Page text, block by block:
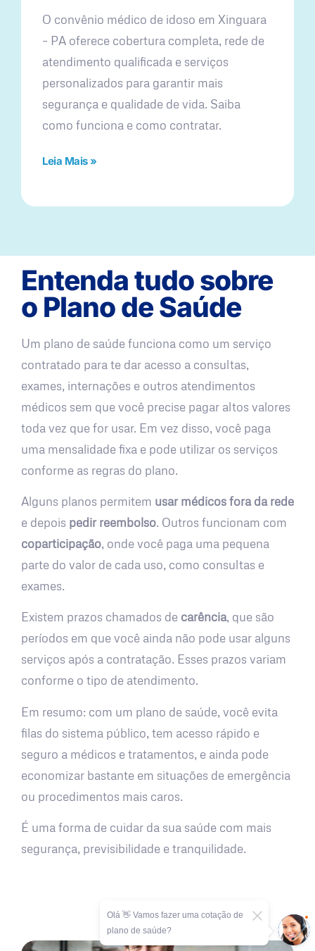
O convênio médico de idoso em Xinguara
– PA oferece cobertura completa, rede de
atendimento qualificada e serviços
personalizados para garantir mais
segurança e qualidade de vida. Saiba
como funciona e como contratar.
Leia Mais »
Entenda tudo sobre
o Plano de Saúde
Um plano de saúde funciona como um serviço
contratado para te dar acesso a consultas,
exames, internações e outros atendimentos
médicos sem que você precise pagar altos valores
toda vez que for usar. Em vez disso, você paga
uma mensalidade fixa e pode utilizar os serviços
conforme as regras do plano.
Alguns planos permitem usar médicos fora da rede
e depois pedir reembolso. Outros funcionam com
coparticipação, onde você paga uma pequena
parte do valor de cada uso, como consultas e
exames.
Existem prazos chamados de carência, que são
períodos em que você ainda não pode usar alguns
serviços após a contratação. Esses prazos variam
conforme o tipo de atendimento.
Em resumo: com um plano de saúde, você evita
filas do sistema público, tem acesso rápido e
seguro a médicos e tratamentos, e ainda pode
economizar bastante em situações de emergência
ou procedimentos mais caros.
É uma forma de cuidar da sua saúde com mais
segurança, previsibilidade e tranquilidade.
Olá 👋 Vamos fazer uma cotação de
plano de saúde?